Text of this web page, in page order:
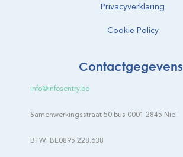
Privacyverklaring
Cookie Policy
Contactgegevens
info@infosentry.be
Samenwerkingsstraat 50 bus 0001 2845 Niel
BTW: BE0895.228.638